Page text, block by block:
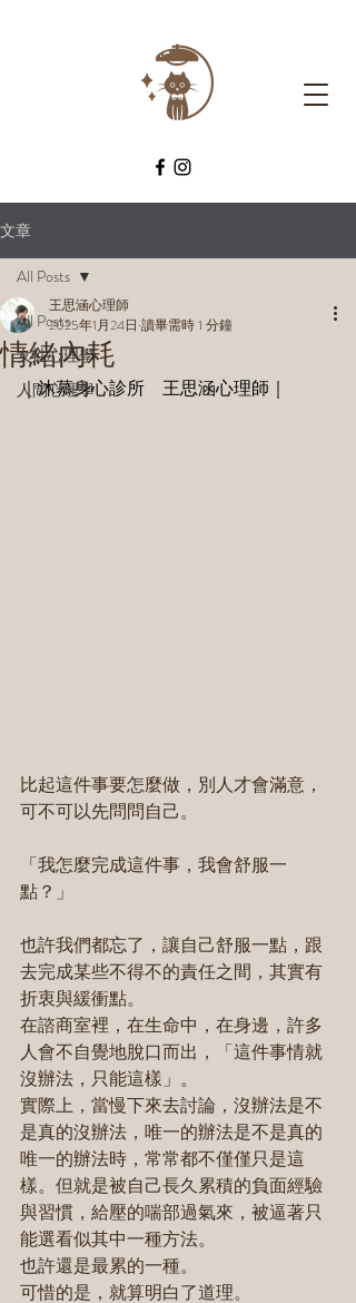
文章
All Posts
女性心理學
人間心理學
All Posts
情緒內耗
王思涵心理師
2025年1月24日 讀畢需時 1 分鐘
｜沐慕身心診所　王思涵心理師｜
比起這件事要怎麼做，別人才會滿意，
可不可以先問問自己。
「我怎麼完成這件事，我會舒服一
點？」
也許我們都忘了，讓自己舒服一點，跟
去完成某些不得不的責任之間，其實有
折衷與緩衝點。
在諮商室裡，在生命中，在身邊，許多
人會不自覺地脫口而出，「這件事情就
沒辦法，只能這樣」。
實際上，當慢下來去討論，沒辦法是不
是真的沒辦法，唯一的辦法是不是真的
唯一的辦法時，常常都不僅僅只是這
樣。但就是被自己長久累積的負面經驗
與習慣，給壓的喘部過氣來，被逼著只
能選看似其中一種方法。
也許還是最累的一種。
可惜的是，就算明白了道理。